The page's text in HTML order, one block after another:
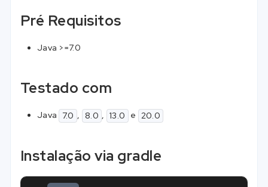
Pré Requisitos
Java >=7.0
Testado com
Java 7.0 , 8.0 , 13.0 e 20.0
Instalação via gradle